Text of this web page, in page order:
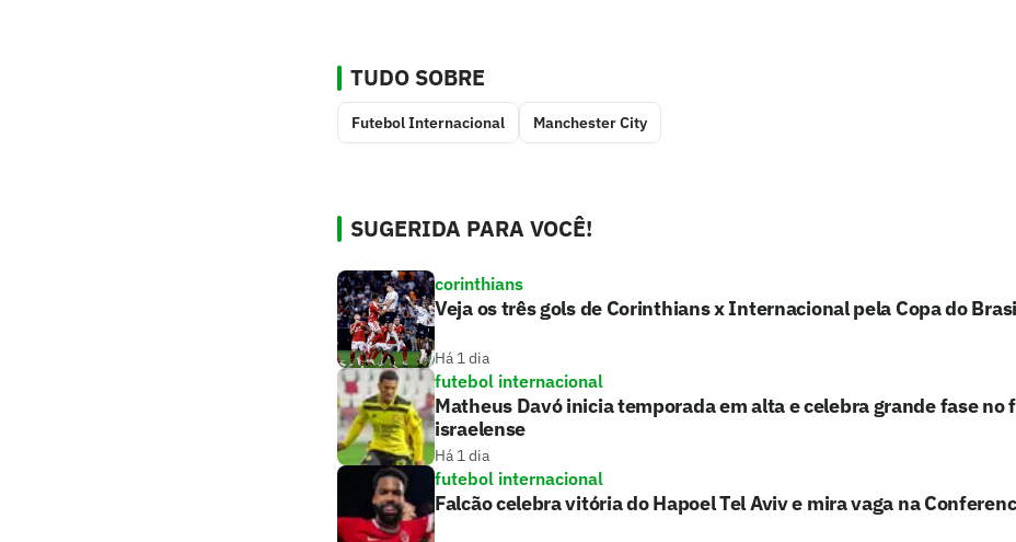
TUDO SOBRE
Futebol Internacional Manchester City
SUGERIDA PARA VOCÊ!
corinthians
Veja os três gols de Corinthians x Internacional pela Copa do
Há 1 dia
futebol internacional
Matheus Davó inicia temporada em alta e celebra grande fase no
israelense
Há 1 dia
futebol internacional
Falcão celebra vitória do Hapoel Tel Aviv e mira vaga na